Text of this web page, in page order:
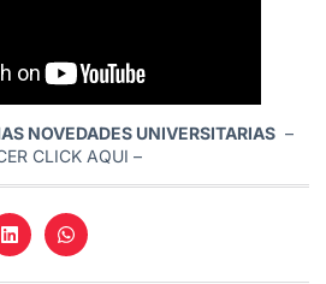
NOVEDADES UNIVERSITARIAS –
CLICK AQUI –